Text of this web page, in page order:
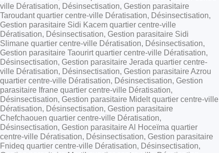
ville Dératisation, Désinsectisation, Gestion parasitaire
Taroudant quartier centre-ville Dératisation, Désinsectisation,
Gestion parasitaire Sidi Kacem quartier centre-ville
Dératisation, Désinsectisation, Gestion parasitaire Sidi
Slimane quartier centre-ville Dératisation, Désinsectisation,
Gestion parasitaire Taourirt quartier centre-ville Dératisation,
Désinsectisation, Gestion parasitaire Jerada quartier centre-
ville Dératisation, Désinsectisation, Gestion parasitaire Azrou
quartier centre-ville Dératisation, Désinsectisation, Gestion
parasitaire Ifrane quartier centre-ville Dératisation,
Désinsectisation, Gestion parasitaire Midelt quartier centre-ville
Dératisation, Désinsectisation, Gestion parasitaire
Chefchaouen quartier centre-ville Dératisation,
Désinsectisation, Gestion parasitaire Al Hoceïma quartier
centre-ville Dératisation, Désinsectisation, Gestion parasitaire
Fnideq quartier centre-ville Dératisation, Désinsectisation,